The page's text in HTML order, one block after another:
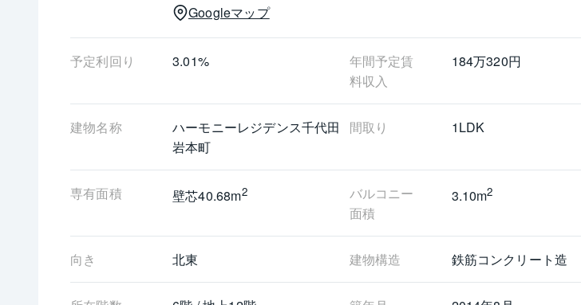
Googleマップ
予定利回り 3.01%
年間予定賃
料収入
184万320円
建物名称
ハーモニーレジデンス千代田
岩本町
間取り 1LDK
専有面積 壁芯40.68m2
バルコニー
面積
3.10m2
向き 北東 建物構造 鉄筋コンクリート造